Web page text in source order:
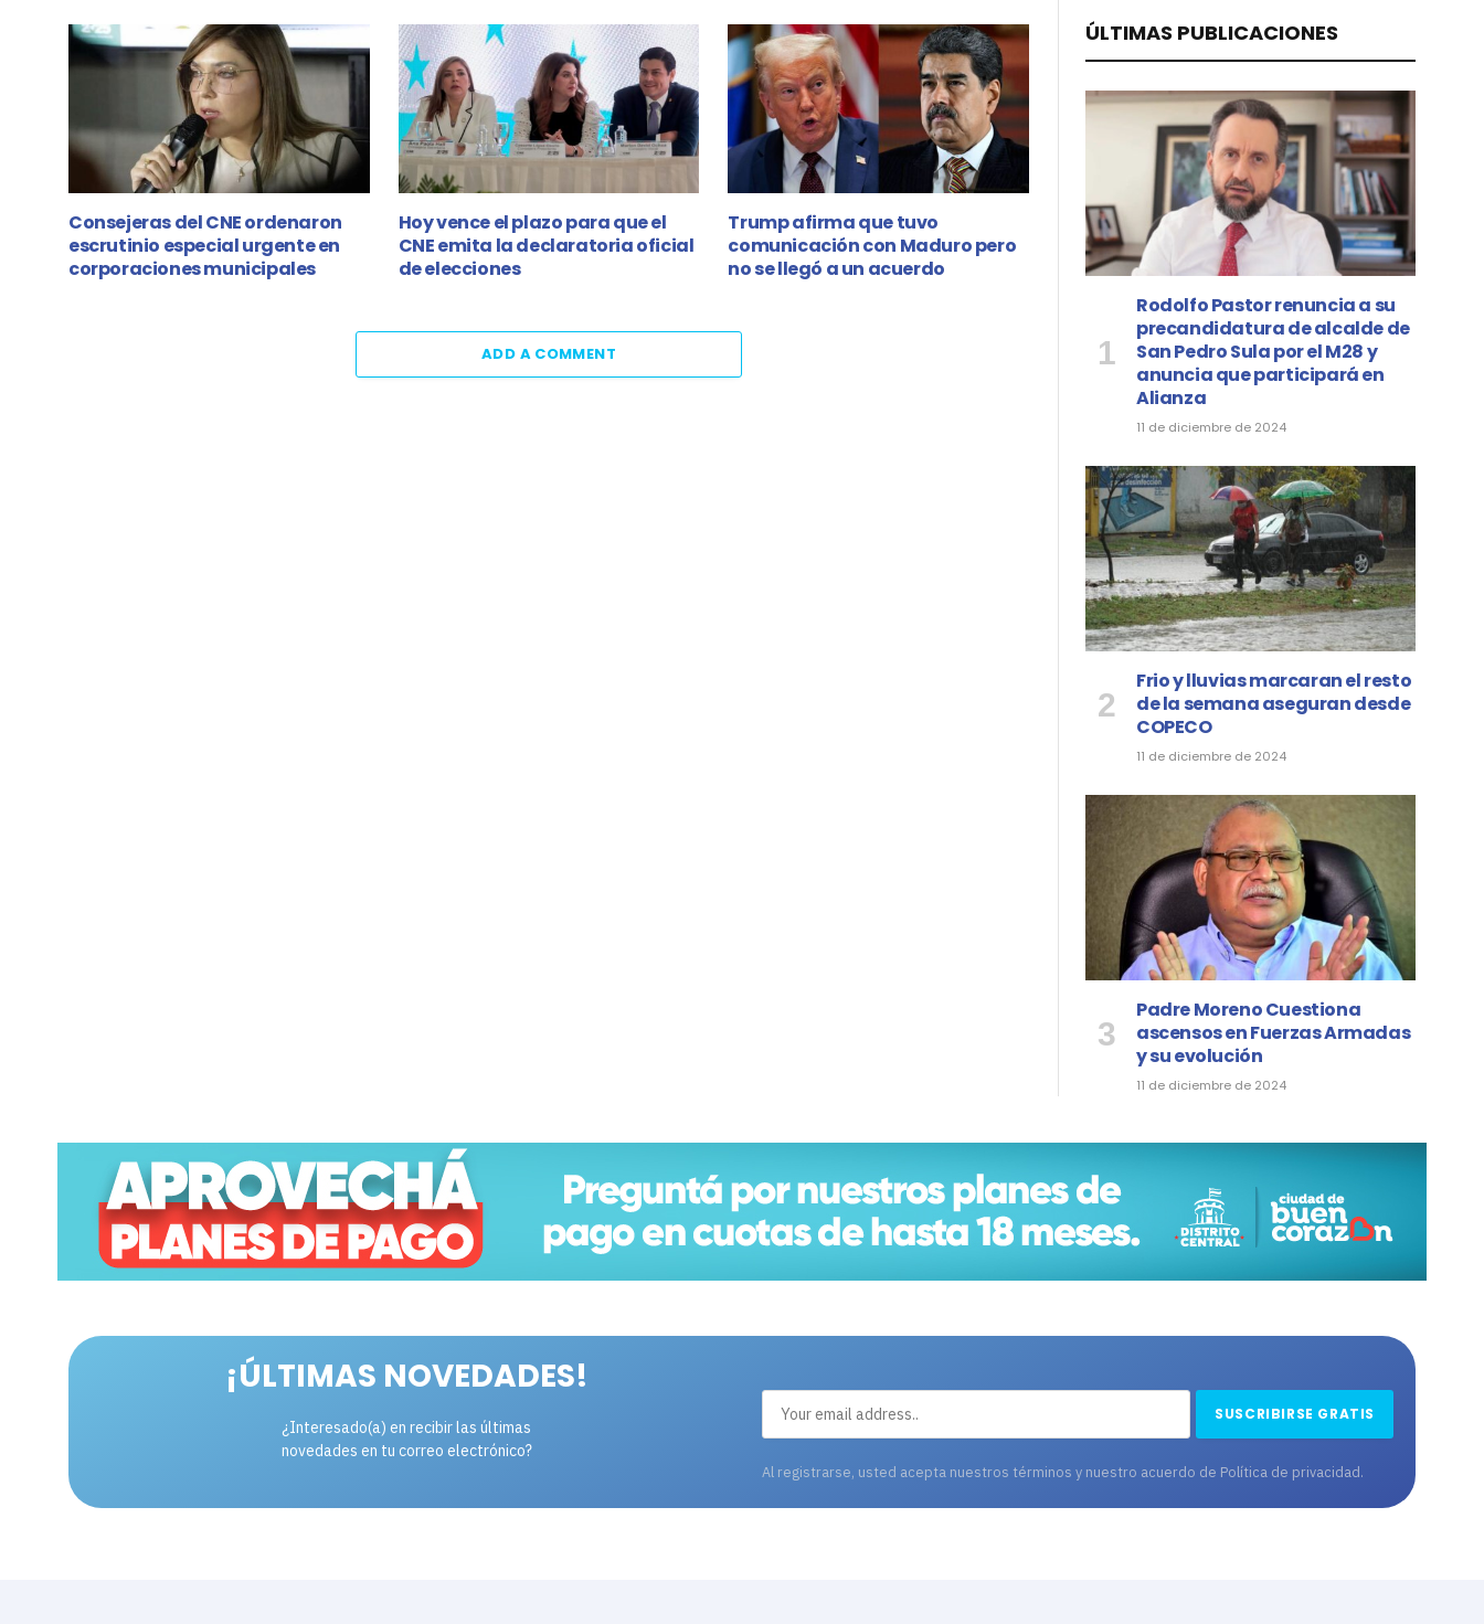
Consejeras del CNE ordenaron
escrutinio especial urgente en
corporaciones municipales
Hoy vence el plazo para que el
CNE emita la declaratoria oficial
de elecciones
Trump afirma que tuvo
comunicación con Maduro pero
no se llegó a un acuerdo
ADD A COMMENT
ÚLTIMAS PUBLICACIONES
Rodolfo Pastor renuncia a su
precandidatura de alcalde de
San Pedro Sula por el M28 y
anuncia que participará en
Alianza
11 de diciembre de 2024
Frio y lluvias marcaran el resto
de la semana aseguran desde
COPECO
11 de diciembre de 2024
Padre Moreno Cuestiona
ascensos en Fuerzas Armadas
y su evolución
11 de diciembre de 2024
¡ÚLTIMAS NOVEDADES!
¿Interesado(a) en recibir las últimas
novedades en tu correo electrónico?
Al registrarse, usted acepta nuestros términos y nuestro acuerdo de Política de privacidad.